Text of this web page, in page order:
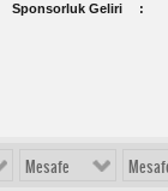
Sponsorluk Geliri
Mesafe